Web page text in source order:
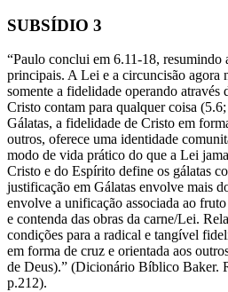
SUBSÍDIO 3
“Paulo conclui em 6.11-18, resumindo
principais. A Lei e a circuncisão agora
somente a fidelidade operando através
Cristo contam para qualquer coisa
Gálatas, a fidelidade de Cristo em
outros, oferece uma identidade
modo de vida prático do que a Lei
Cristo e do Espírito define os gálatas
justificação em Gálatas envolve mais
envolve a unificação associada ao
e contenda das obras da carne/Lei.
condições para a radical e tangível
em forma de cruz e orientada aos
de Deus).” (Dicionário Bíblico Baker.
p.212).